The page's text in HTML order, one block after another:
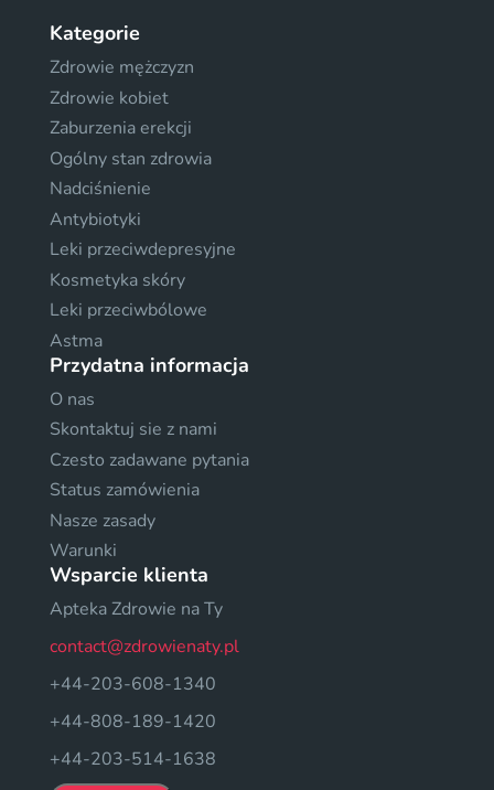
Kategorie
Zdrowie mężczyzn
Zdrowie kobiet
Zaburzenia erekcji
Ogólny stan zdrowia
Nadciśnienie
Antybiotyki
Leki przeciwdepresyjne
Kosmetyka skóry
Leki przeciwbólowe
Astma
Przydatna informacja
O nas
Skontaktuj sie z nami
Czesto zadawane pytania
Status zamówienia
Nasze zasady
Warunki
Wsparcie klienta
Apteka Zdrowie na Ty
contact@zdrowienaty.pl
+44-203-608-1340
+44-808-189-1420
+44-203-514-1638